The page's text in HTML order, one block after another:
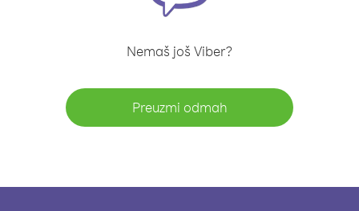
Nemaš još Viber?
Preuzmi odmah